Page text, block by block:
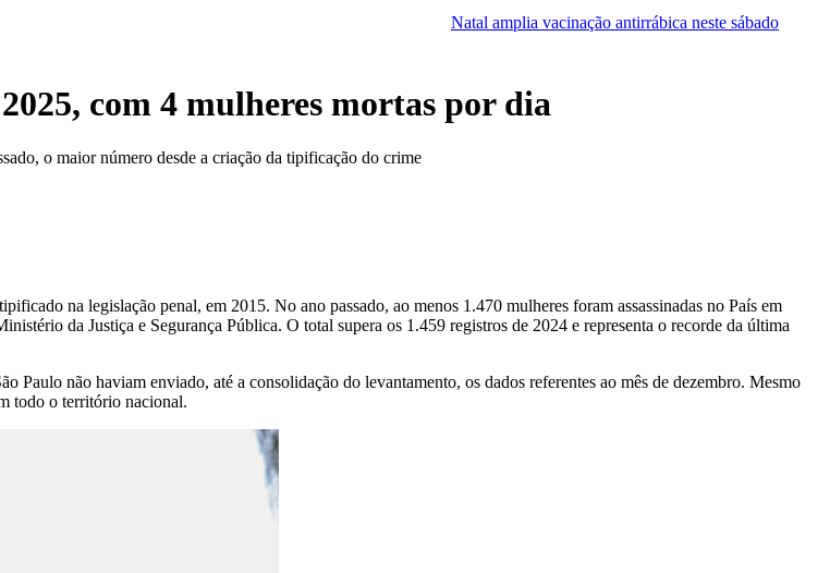
Natal amplia vacinação antirrábica neste sábado
Festival Sesc de
com 4 mulheres mortas por dia
o maior número desde a criação da tipificação do crime
na legislação penal, em 2015. No ano passado, ao menos 1.470 mulheres foram assassinadas no País em
da Justiça e Segurança Pública. O total supera os 1.459 registros de 2024 e representa o recorde da última
Paulo não haviam enviado, até a consolidação do levantamento, os dados referentes ao mês de dezembro. Mesmo
todo o território nacional.